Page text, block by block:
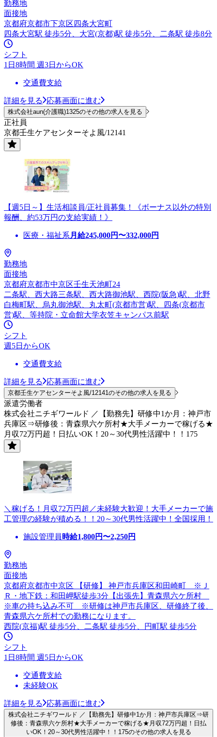
勤務地
面接地
京都府京都市下京区四条大宮町
四条大宮駅 徒歩5分、大宮(京都)駅 徒歩5分、二条駅 徒歩8分
シフト
1日8時間 週3日からOK
交通費支給
詳細を見る 応募画面に進む
株式会社aun(介護職)1325のその他の求人を見る
正社員
京都壬生ケアセンターそよ風/12141
【週5日～】生活相談員/正社員募集！《ボーナス以外の特別
報酬、約53万円の支給実績！》
医療・福祉系 月給245,000円〜332,000円
勤務地
面接地
京都府京都市中京区壬生天池町24
二条駅、西大路三条駅、西大路御池駅、西院(阪急)駅、北野
白梅町駅、烏丸御池駅、丸太町(京都市営)駅、四条(京都市
営)駅、等持院・立命館大学衣笠キャンパス前駅
シフト
週5日からOK
交通費支給
詳細を見る 応募画面に進む
京都壬生ケアセンターそよ風/12141のその他の求人を見る
派遣労働者
株式会社ニチギワールド ／【勤務先】研修中1か月：神戸市
兵庫区⇒研修後：青森県六ケ所村★大手メーカーで稼げる★
月収72万円超！日払いOK！20～30代男性活躍中！！175
＼稼げる！月収72万円超／未経験大歓迎！大手メーカーで施
工管理の経験が積める！！20～30代男性活躍中！全国採用！
施設管理員 時給1,800円〜2,250円
勤務地
面接地
京都府京都市中京区 【研修】 神戸市兵庫区和田崎町 ※Ｊ
Ｒ・地下鉄：和田岬駅徒歩3分【出張先】青森県六ケ所村
※車の持ち込み不可 ※研修は神戸市兵庫区、研修終了後、
青森県六ケ所村での勤務になります。
西院(京福)駅 徒歩5分、二条駅 徒歩5分、円町駅 徒歩5分
シフト
1日8時間 週5日からOK
交通費支給
未経験OK
詳細を見る 応募画面に進む
株式会社ニチギワールド ／【勤務先】研修中1か月：神戸市兵庫区⇒研
修後：青森県六ケ所村★大手メーカーで稼げる★月収72万円超！日払
いOK！20～30代男性活躍中！！175のその他の求人を見る